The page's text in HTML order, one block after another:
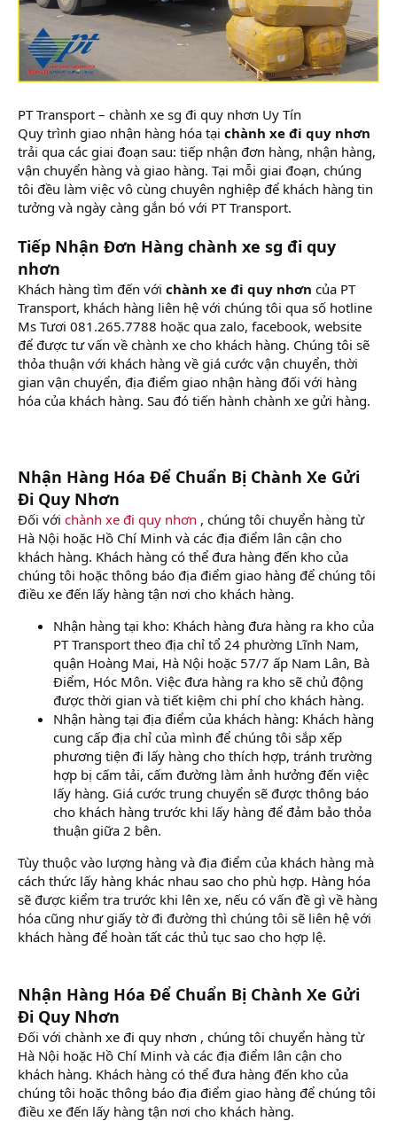
PT Transport – chành xe sg đi quy nhơn Uy Tín
Quy trình giao nhận hàng hóa tại chành xe đi quy nhơn
trải qua các giai đoạn sau: tiếp nhận đơn hàng, nhận hàng,
vận chuyển hàng và giao hàng. Tại mỗi giai đoạn, chúng
tôi đều làm việc vô cùng chuyên nghiệp để khách hàng tin
tưởng và ngày càng gắn bó với PT Transport.
Tiếp Nhận Đơn Hàng chành xe sg đi quy
nhơn
Khách hàng tìm đến với chành xe đi quy nhơn của PT
Transport, khách hàng liên hệ với chúng tôi qua số hotline
Ms Tươi 081.265.7788 hoặc qua zalo, facebook, website
để được tư vấn về chành xe cho khách hàng. Chúng tôi sẽ
thỏa thuận với khách hàng về giá cước vận chuyển, thời
gian vận chuyển, địa điểm giao nhận hàng đối với hàng
hóa của khách hàng. Sau đó tiến hành chành xe gửi hàng.
Nhận Hàng Hóa Để Chuẩn Bị Chành Xe Gửi
Đi Quy Nhơn
Đối với chành xe đi quy nhơn , chúng tôi chuyển hàng từ
Hà Nội hoặc Hồ Chí Minh và các địa điểm lân cận cho
khách hàng. Khách hàng có thể đưa hàng đến kho của
chúng tôi hoặc thông báo địa điểm giao hàng để chúng tôi
điều xe đến lấy hàng tận nơi cho khách hàng.
Nhận hàng tại kho: Khách hàng đưa hàng ra kho của
PT Transport theo địa chỉ tổ 24 phường Lĩnh Nam,
quận Hoàng Mai, Hà Nội hoặc 57/7 ấp Nam Lân, Bà
Điểm, Hóc Môn. Việc đưa hàng ra kho sẽ chủ động
được thời gian và tiết kiệm chi phí cho khách hàng.
Nhận hàng tại địa điểm của khách hàng: Khách hàng
cung cấp địa chỉ của mình để chúng tôi sắp xếp
phương tiện đi lấy hàng cho thích hợp, tránh trường
hợp bị cấm tải, cấm đường làm ảnh hưởng đến việc
lấy hàng. Giá cước trung chuyển sẽ được thông báo
cho khách hàng trước khi lấy hàng để đảm bảo thỏa
thuận giữa 2 bên.
Tùy thuộc vào lượng hàng và địa điểm của khách hàng mà
cách thức lấy hàng khác nhau sao cho phù hợp. Hàng hóa
sẽ được kiểm tra trước khi lên xe, nếu có vấn đề gì về hàng
hóa cũng như giấy tờ đi đường thì chúng tôi sẽ liên hệ với
khách hàng để hoàn tất các thủ tục sao cho hợp lệ.
Nhận Hàng Hóa Để Chuẩn Bị Chành Xe Gửi
Đi Quy Nhơn
Đối với chành xe đi quy nhơn , chúng tôi chuyển hàng từ
Hà Nội hoặc Hồ Chí Minh và các địa điểm lân cận cho
khách hàng. Khách hàng có thể đưa hàng đến kho của
chúng tôi hoặc thông báo địa điểm giao hàng để chúng tôi
điều xe đến lấy hàng tận nơi cho khách hàng.